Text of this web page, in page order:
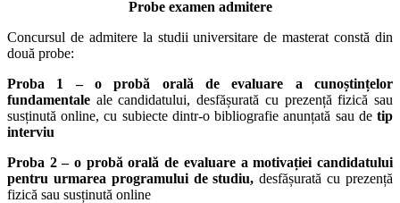
Probe examen admitere
Concursul de admitere la studii universitare de masterat constă din
două probe:
Proba 1 – o probă orală de evaluare a cunoștințelor
fundamentale ale candidatului, desfășurată cu prezență fizică sau
susținută online, cu subiecte dintr-o bibliografie anunțată sau de tip
interviu
Proba 2 – o probă orală de evaluare a motivației candidatului
pentru urmarea programului de studiu,desfășurată cu prezență
fizică sau susținută online